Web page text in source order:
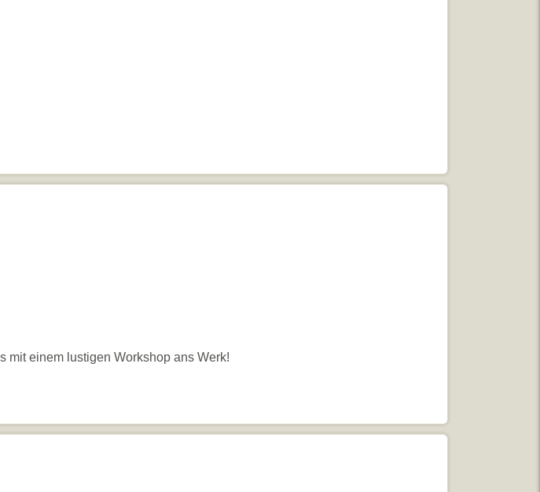
mit einem lustigen Workshop ans Werk!